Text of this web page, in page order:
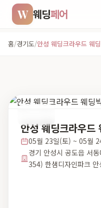
W 웨딩페어
홈/경기도/안성 웨딩크라우드 웨
안성 웨딩크라우드
05월 23일(토) ~ 05월
경기 안성시 공도읍 서
354) 한샘디자인파크 안